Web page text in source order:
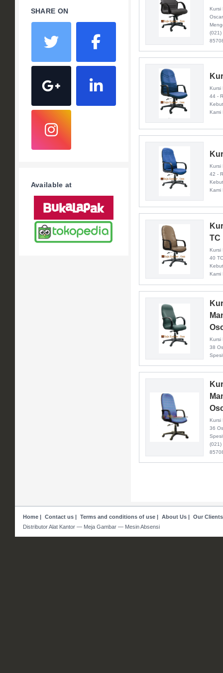
SHARE ON
Available at
Kursi
(021)
Kursi
44 -
Kami
Kursi
42 -
Kami
TC
Kursi
40
Kami
Kursi
38
Kursi
36
(021)
Home| Contact us| Terms and conditions of use| About Us| Our Clients
Distributor Alat Kantor — Meja Gambar — Mesin Absensi